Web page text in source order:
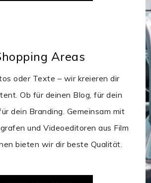
Areas
oder Texte – wir kreieren dir
Ob für deinen Blog, für dein
dein Branding. Gemeinsam mit
und Videoeditoren aus Film
bieten wir dir beste Qualität.